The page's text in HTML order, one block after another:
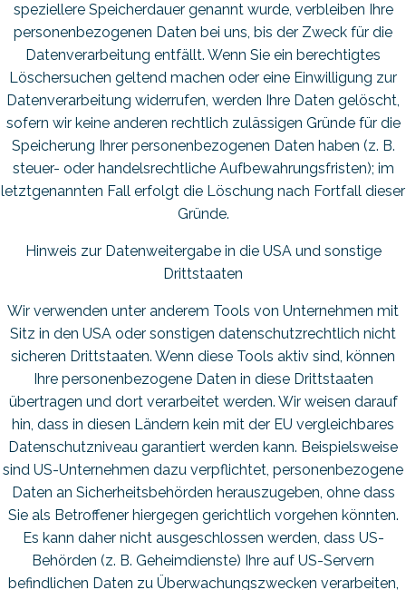
speziellere Speicherdauer genannt wurde, verbleiben Ihre
personenbezogenen Daten bei uns, bis der Zweck für die
Datenverarbeitung entfällt. Wenn Sie ein berechtigtes
Löschersuchen geltend machen oder eine Einwilligung zur
Datenverarbeitung widerrufen, werden Ihre Daten gelöscht,
sofern wir keine anderen rechtlich zulässigen Gründe für die
Speicherung Ihrer personenbezogenen Daten haben (z. B.
steuer- oder handelsrechtliche Aufbewahrungsfristen); im
letztgenannten Fall erfolgt die Löschung nach Fortfall dieser
Gründe.
Hinweis zur Datenweitergabe in die USA und sonstige
Drittstaaten
Wir verwenden unter anderem Tools von Unternehmen mit
Sitz in den USA oder sonstigen datenschutzrechtlich nicht
sicheren Drittstaaten. Wenn diese Tools aktiv sind, können
Ihre personenbezogene Daten in diese Drittstaaten
übertragen und dort verarbeitet werden. Wir weisen darauf
hin, dass in diesen Ländern kein mit der EU vergleichbares
Datenschutzniveau garantiert werden kann. Beispielsweise
sind US-Unternehmen dazu verpflichtet, personenbezogene
Daten an Sicherheitsbehörden herauszugeben, ohne dass
Sie als Betroffener hiergegen gerichtlich vorgehen könnten.
Es kann daher nicht ausgeschlossen werden, dass US-
Behörden (z. B. Geheimdienste) Ihre auf US-Servern
befindlichen Daten zu Überwachungszwecken verarbeiten,